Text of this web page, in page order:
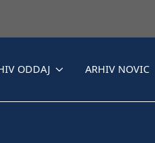
ODDAJ ARHIV NOVIC